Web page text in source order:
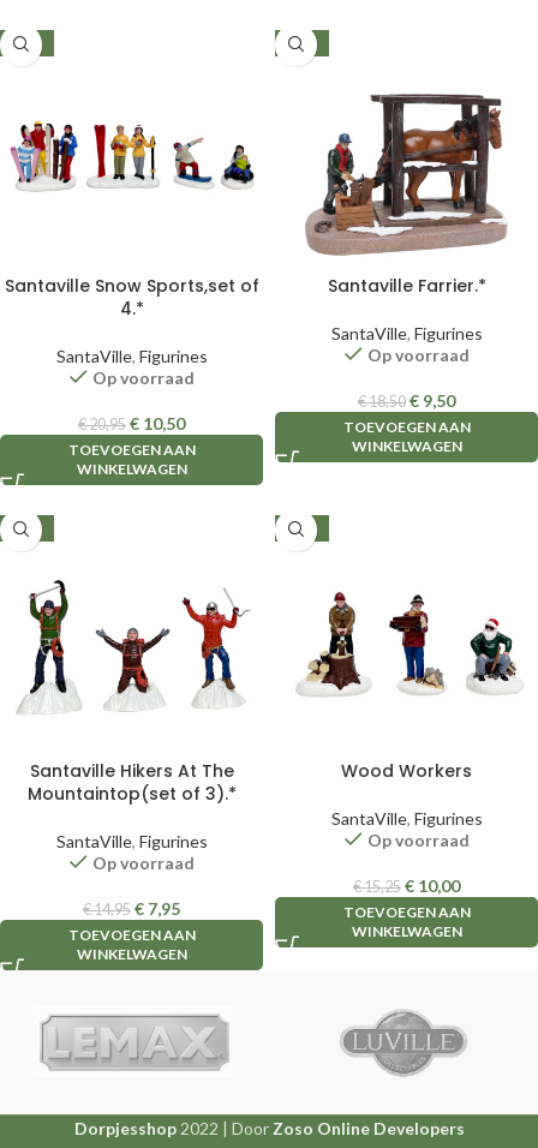
-50%
Santaville Snow Sports,set of
4.*
SantaVille, Figurines
Op voorraad
€20,95 € 10,50
TOEVOEGEN AAN
WINKELWAGEN
-49%
Santaville Farrier.*
SantaVille, Figurines
Op voorraad
€18,50 € 9,50
TOEVOEGEN AAN
WINKELWAGEN
-47%
Santaville Hikers At The
Mountaintop(set of 3).*
SantaVille, Figurines
Op voorraad
€14,95 € 7,95
TOEVOEGEN AAN
WINKELWAGEN
-34%
Wood Workers
SantaVille, Figurines
Op voorraad
€15,25 € 10,00
TOEVOEGEN AAN
WINKELWAGEN
Dorpjesshop 2022 | Door Zoso Online Developers